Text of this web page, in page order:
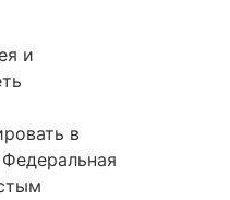
и
в